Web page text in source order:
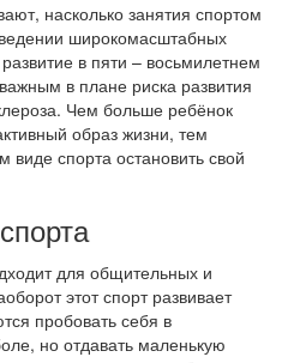
насколько занятия спортом
широкомасштабных
в пяти – восьмилетнем
в плане риска развития
Чем больше ребёнок
образ жизни, тем
спорта остановить свой
для общительных и
этот спорт развивает
пробовать себя в
но отдавать маленькую